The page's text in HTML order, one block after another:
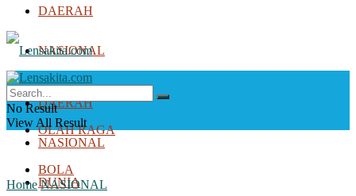
DAERAH
NASIONAL
DUNIA
OLAH RAGA
BOLA
DAERAH
NASIONAL
DUNIA
No Result
View All Result
Home NASIONAL